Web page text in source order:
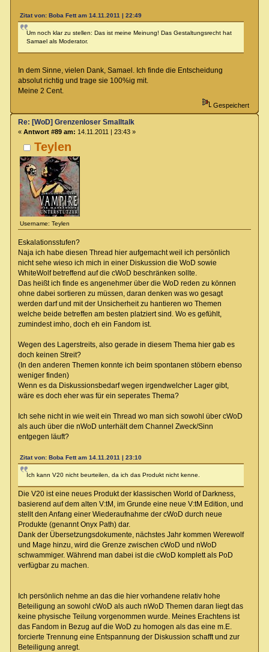
Zitat von: Boba Fett am 14.11.2011 | 22:49
Um noch klar zu stellen: Das ist meine Meinung! Das Gestaltungsrecht hat
Samael als Moderator.
In dem Sinne, vielen Dank, Samael. Ich finde die Entscheidung
absolut richtig und trage sie 100%ig mit.
Meine 2 Cent.
Gespeichert
Teylen
Username: Teylen
Re: [WoD] Grenzenloser Smalltalk
« Antwort #89 am: 14.11.2011 | 23:43 »
Eskalationsstufen?
Naja ich habe diesen Thread hier aufgemacht weil ich persönlich
nicht sehe wieso ich mich in einer Diskussion die WoD sowie
WhiteWolf betreffend auf die cWoD beschränken sollte.
Das heißt ich finde es angenehmer über die WoD reden zu können
ohne dabei sortieren zu müssen, daran denken was wo gesagt
werden darf und mit der Unsicherheit zu hantieren wo Themen
welche beide betreffen am besten platziert sind. Wo es gefühlt,
zumindest imho, doch eh ein Fandom ist.
Wegen des Lagerstreits, also gerade in diesem Thema hier gab es
doch keinen Streit?
(In den anderen Themen konnte ich beim spontanen stöbern ebenso
weniger finden)
Wenn es da Diskussionsbedarf wegen irgendwelcher Lager gibt,
wäre es doch eher was für ein seperates Thema?
Ich sehe nicht in wie weit ein Thread wo man sich sowohl über cWoD
als auch über die nWoD unterhält dem Channel Zweck/Sinn
entgegen läuft?
Zitat von: Boba Fett am 14.11.2011 | 23:10
Ich kann V20 nicht beurteilen, da ich das Produkt nicht kenne.
Die V20 ist eine neues Produkt der klassischen World of Darkness,
basierend auf dem alten V:tM, im Grunde eine neue V:tM Edition, und
stellt den Anfang einer Wiederaufnahme der cWoD durch neue
Produkte (genannt Onyx Path) dar.
Dank der Übersetzungsdokumente, nächstes Jahr kommen Werewolf
und Mage hinzu, wird die Grenze zwischen cWoD und nWoD
schwammiger. Während man dabei ist die cWoD komplett als PoD
verfügbar zu machen.
Ich persönlich nehme an das die hier vorhandene relativ hohe
Beteiligung an sowohl cWoD als auch nWoD Themen daran liegt das
keine physische Teilung vorgenommen wurde. Meines Erachtens ist
das Fandom in Bezug auf die WoD zu homogen als das eine m.E.
forcierte Trennung eine Entspannung der Diskussion schafft und zur
Beteiligung anregt.